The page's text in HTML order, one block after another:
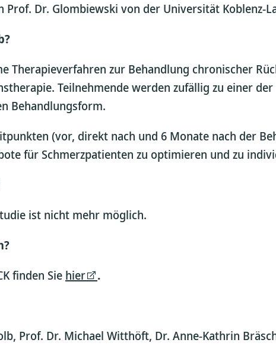
Dr. Glombiewski von der Universität Koblenz-
Therapieverfahren zur Behandlung chronischer
Teilnehmende werden zufällig zu einer
Behandlungsform.
(vor, direkt nach und 6 Monate nach der
für Schmerzpatienten zu optimieren und zu
ist nicht mehr möglich.
finden Sie hier .
Prof. Dr. Michael Witthöft, Dr. Anne-Kathrin